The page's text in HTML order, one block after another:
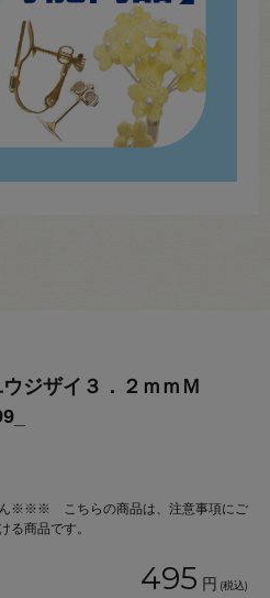
ジザイ３．２ｍｍＭ
※※※ こちらの商品は、注意事項にご
る商品です。
495 円 (税込)